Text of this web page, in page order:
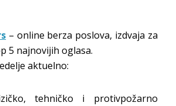
– online berza poslova, izdvaja za
5 najnovijih oglasa.
aktuelno:
tehničko i protivpožarno